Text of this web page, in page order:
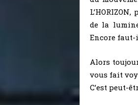
de la
Encore faut-
Alors
vous fait
C’est peut-